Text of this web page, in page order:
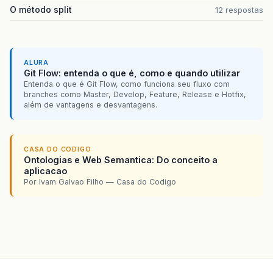
O método split 12 respostas
ALURA
Git Flow: entenda o que é, como e quando utilizar
Entenda o que é Git Flow, como funciona seu fluxo com
branches como Master, Develop, Feature, Release e Hotfix,
além de vantagens e desvantagens.
CASA DO CODIGO
Ontologias e Web Semantica: Do conceito a
aplicacao
Por Ivam Galvao Filho — Casa do Codigo